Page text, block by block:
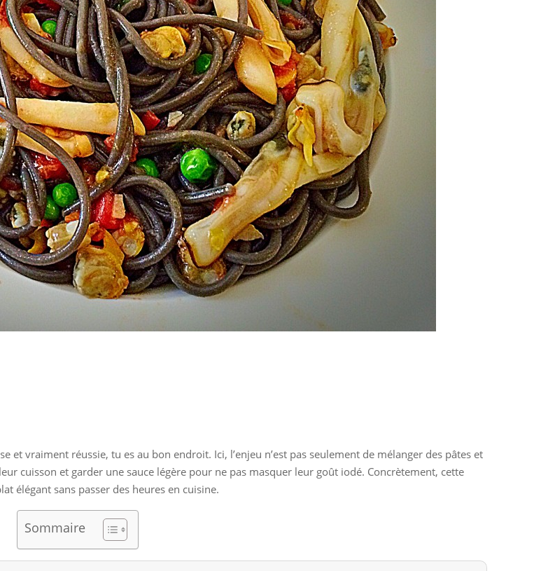
et vraiment réussie, tu es au bon endroit. Ici, l’enjeu n’est pas seulement de mélanger des pâtes et
cuisson et garder une sauce légère pour ne pas masquer leur goût iodé. Concrètement, cette
élégant sans passer des heures en cuisine.
Sommaire